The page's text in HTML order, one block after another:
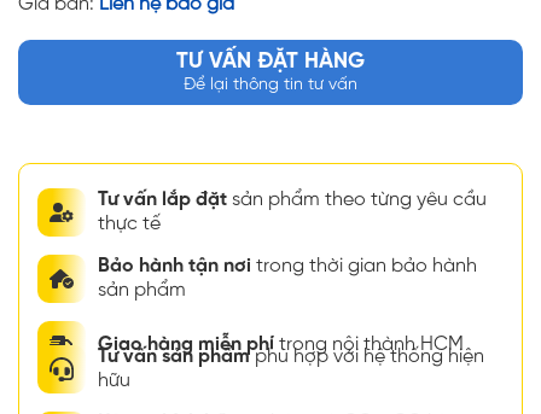
TƯ VẤN ĐẶT HÀNG
Để lại thông tin tư vấn
Tư vấn lắp đặt sản phẩm theo từng yêu cầu
thực tế
Bảo hành tận nơi trong thời gian bảo hành
sản phẩm
Giao hàng miễn phí trong nội thành HCM
Tư vấn sản phẩmphù hợp với hệ thống hiện
hữu